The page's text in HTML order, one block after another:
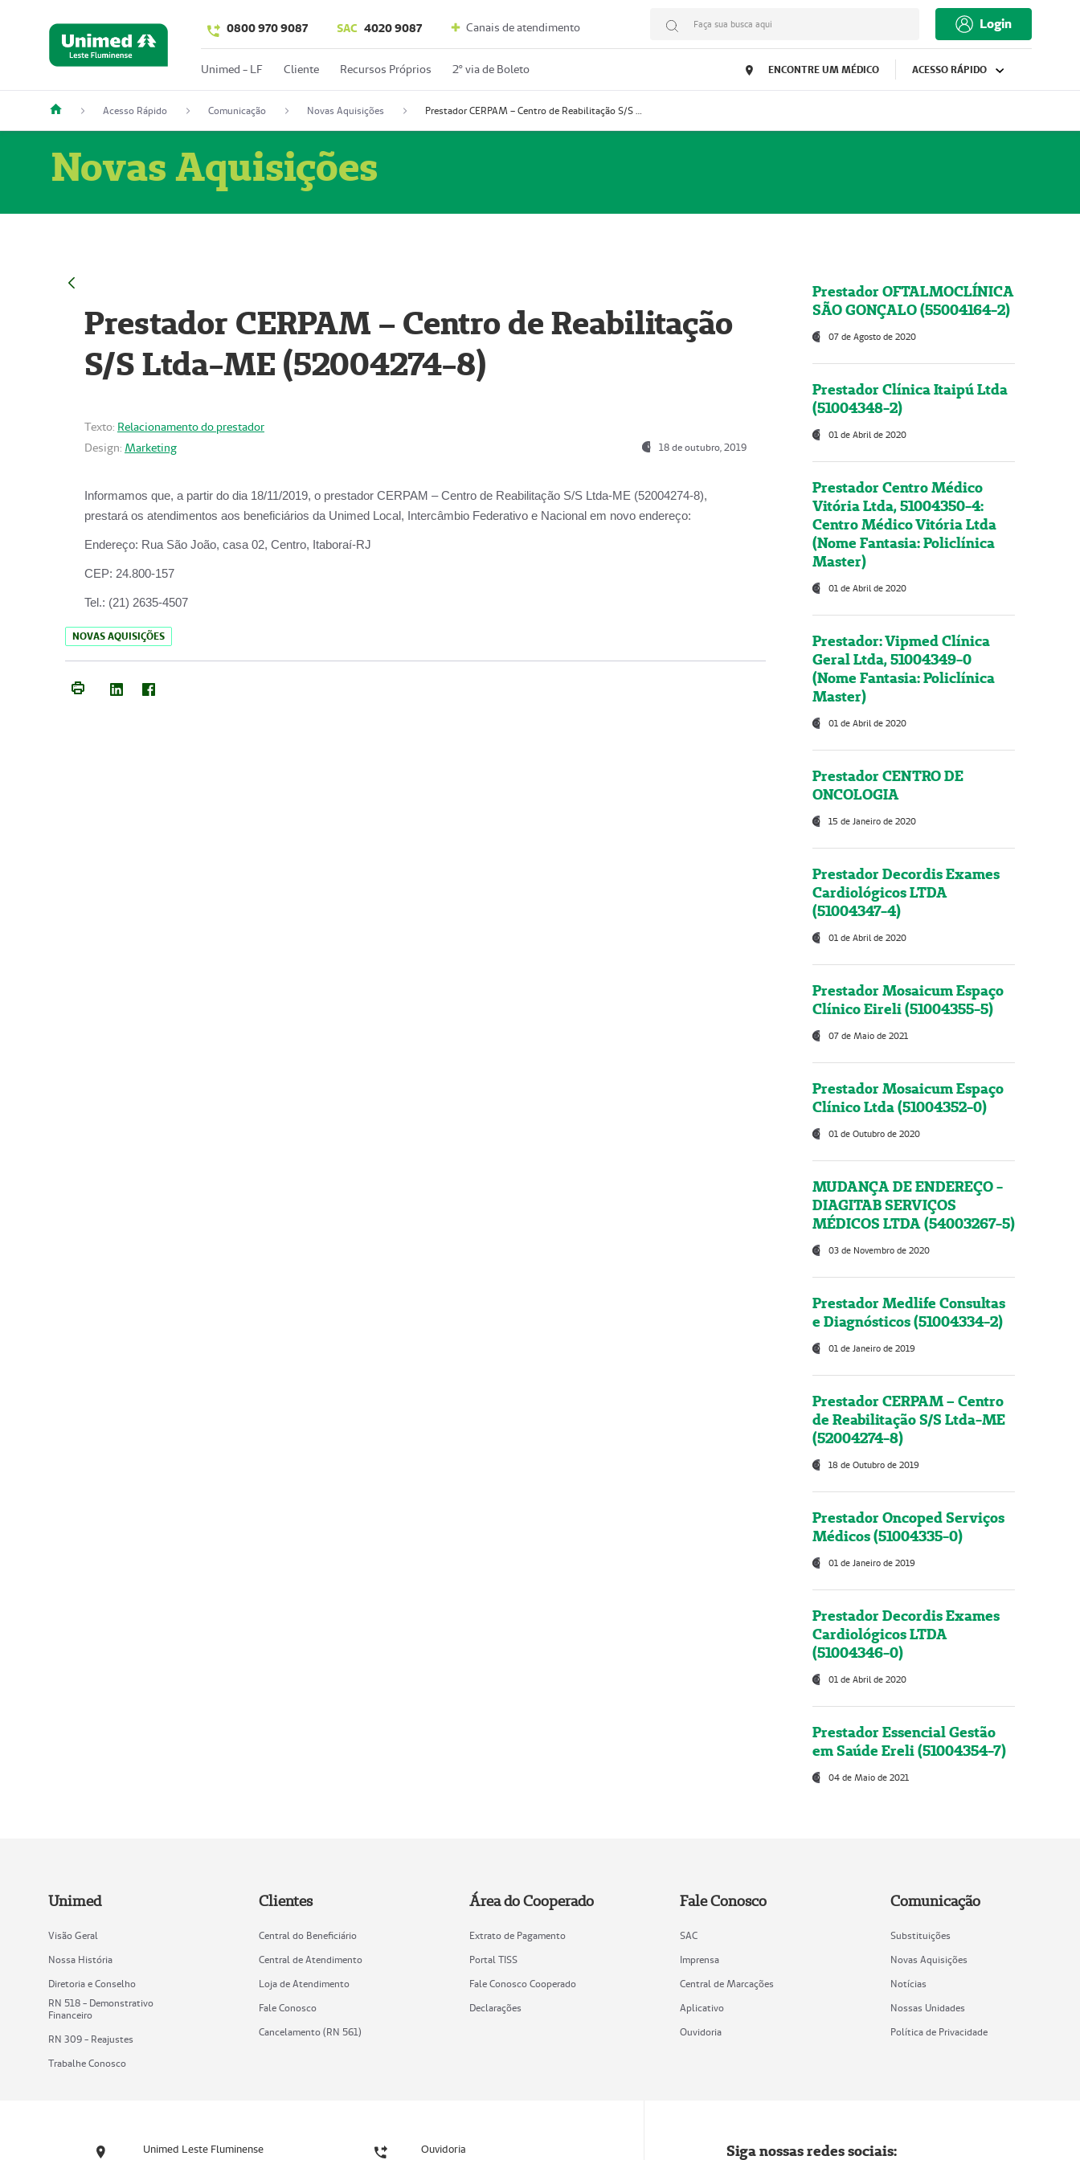
0800 970 9087 SAC 4020 9087 Canais de atendimento Faça sua busca aqui Login
Unimed - LF Cliente Recursos Próprios 2º via de Boleto ENCONTRE UM MÉDICO ACESSO RÁPIDO
Acesso Rápido Comunicação Novas Aquisições Prestador CERPAM – Centro de Reabilitação S/S Ltda-ME (52004274-8)
Novas Aquisições
Prestador CERPAM – Centro de Reabilitação
S/S Ltda-ME (52004274-8)
Texto: Relacionamento do prestador
Design: Marketing 18 de outubro, 2019
Informamos que, a partir do dia 18/11/2019, o prestador CERPAM – Centro de Reabilitação S/S Ltda-ME (52004274-8),
prestará os atendimentos aos beneficiários da Unimed Local, Intercâmbio Federativo e Nacional em novo endereço:
Endereço: Rua São João, casa 02, Centro, Itaboraí-RJ
CEP: 24.800-157
Tel.: (21) 2635-4507
NOVAS AQUISIÇÕES
Prestador OFTALMOCLÍNICA
SÃO GONÇALO (55004164-2)
07 de Agosto de 2020
Prestador Clínica Itaipú Ltda
(51004348-2)
01 de Abril de 2020
Prestador Centro Médico
Vitória Ltda, 51004350-4:
Centro Médico Vitória Ltda
(Nome Fantasia: Policlínica
Master)
01 de Abril de 2020
Prestador: Vipmed Clínica
Geral Ltda, 51004349-0
(Nome Fantasia: Policlínica
Master)
01 de Abril de 2020
Prestador CENTRO DE
ONCOLOGIA
15 de Janeiro de 2020
Prestador Decordis Exames
Cardiológicos LTDA
(51004347-4)
01 de Abril de 2020
Prestador Mosaicum Espaço
Clínico Eireli (51004355-5)
07 de Maio de 2021
Prestador Mosaicum Espaço
Clínico Ltda (51004352-0)
01 de Outubro de 2020
MUDANÇA DE ENDEREÇO -
DIAGITAB SERVIÇOS
MÉDICOS LTDA (54003267-5)
03 de Novembro de 2020
Prestador Medlife Consultas
e Diagnósticos (51004334-2)
01 de Janeiro de 2019
Prestador CERPAM – Centro
de Reabilitação S/S Ltda-ME
(52004274-8)
18 de Outubro de 2019
Prestador Oncoped Serviços
Médicos (51004335-0)
01 de Janeiro de 2019
Prestador Decordis Exames
Cardiológicos LTDA
(51004346-0)
01 de Abril de 2020
Prestador Essencial Gestão
em Saúde Ereli (51004354-7)
04 de Maio de 2021
Unimed
Visão Geral
Nossa História
Diretoria e Conselho
RN 518 - Demonstrativo
Financeiro
RN 309 - Reajustes
Trabalhe Conosco
Clientes
Central do Beneficiário
Central de Atendimento
Loja de Atendimento
Fale Conosco
Cancelamento (RN 561)
Área do Cooperado
Extrato de Pagamento
Portal TISS
Fale Conosco Cooperado
Declarações
Fale Conosco
SAC
Imprensa
Central de Marcações
Aplicativo
Ouvidoria
Comunicação
Substituições
Novas Aquisições
Notícias
Nossas Unidades
Política de Privacidade
Unimed Leste Fluminense Ouvidoria Siga nossas redes sociais: